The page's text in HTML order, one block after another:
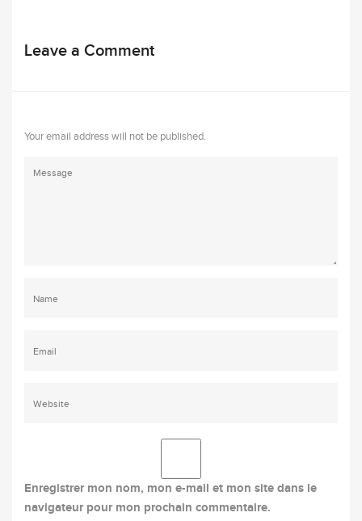
Leave a Comment
Your email address will not be published.
Enregistrer mon nom, mon e-mail et mon site dans le
navigateur pour mon prochain commentaire.